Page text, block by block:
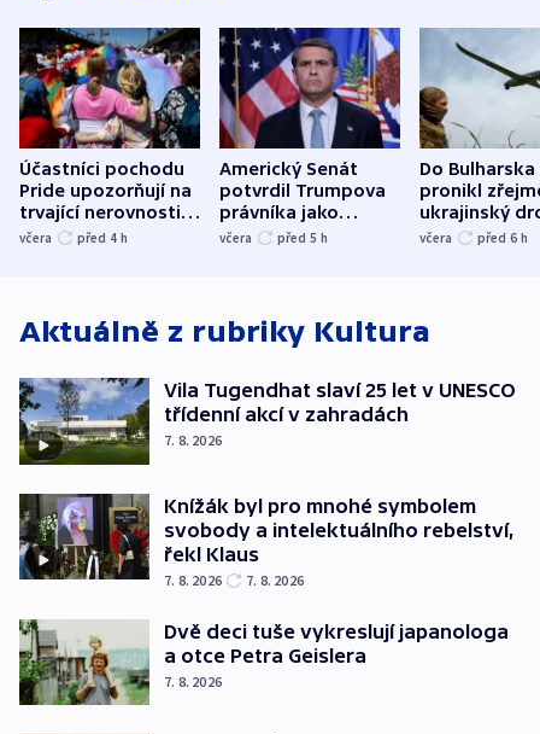
Účastníci pochodu
Pride upozorňují na
trvající nerovnosti i
společenskou
včera před 4 h
Americký Senát
potvrdil Trumpova
právníka jako
ministra
včera před 5 h
Do Bulharska
pronikl
ukrajinský
explodoval
včera před 6 h
Aktuálně z rubriky Kultura
Vila Tugendhat slaví 25 let v UNESCO
třídenní akcí v zahradách
7. 8. 2026
Knížák byl pro mnohé symbolem
svobody a intelektuálního rebelství,
řekl Klaus
7. 8. 2026 7. 8. 2026
Dvě deci tuše vykreslují japanologa
a otce Petra Geislera
7. 8. 2026